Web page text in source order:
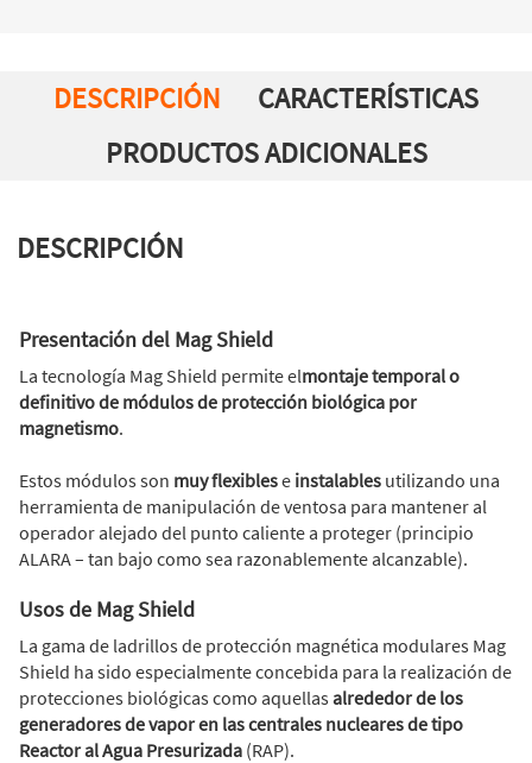
DESCRIPCIÓN
CARACTERÍSTICAS
PRODUCTOS ADICIONALES
DESCRIPCIÓN
Presentación del Mag Shield
La tecnología Mag Shield permite elmontaje temporal o
definitivo de módulos de protección biológica por
magnetismo.
Estos módulos son muy flexiblese instalables utilizando una
herramienta de manipulación de ventosa para mantener al
operador alejado del punto caliente a proteger (principio
ALARA – tan bajo como sea razonablemente alcanzable).
Usosde Mag Shield
La gama de ladrillos de protección magnética modulares Mag
Shield ha sido especialmente concebida para la realización de
protecciones biológicas como aquellasalrededor de los
generadores de vapor en las centrales nucleares de tipo
Reactor al Agua Presurizada (RAP).